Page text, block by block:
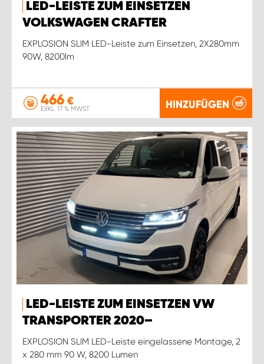
LED-LEISTE ZUM EINSETZEN
VOLKSWAGEN CRAFTER
EXPLOSION SLIM LED-Leiste zum Einsetzen, 2X280mm
90W, 8200lm
466 €
EXKL. 17 % MWST. HINZUFÜGEN
LED-LEISTE ZUM EINSETZEN VW
TRANSPORTER 2020–
EXPLOSION SLIM LED-Leiste eingelassene Montage, 2
x 280 mm 90 W, 8200 Lumen